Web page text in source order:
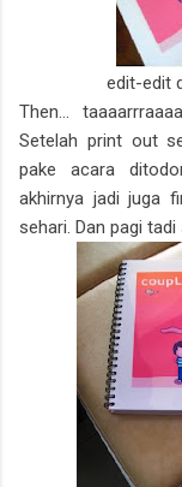
edit-edit
Then...
Setelah print out
pake acara
akhirnya jadi juga
sehari. Dan pagi